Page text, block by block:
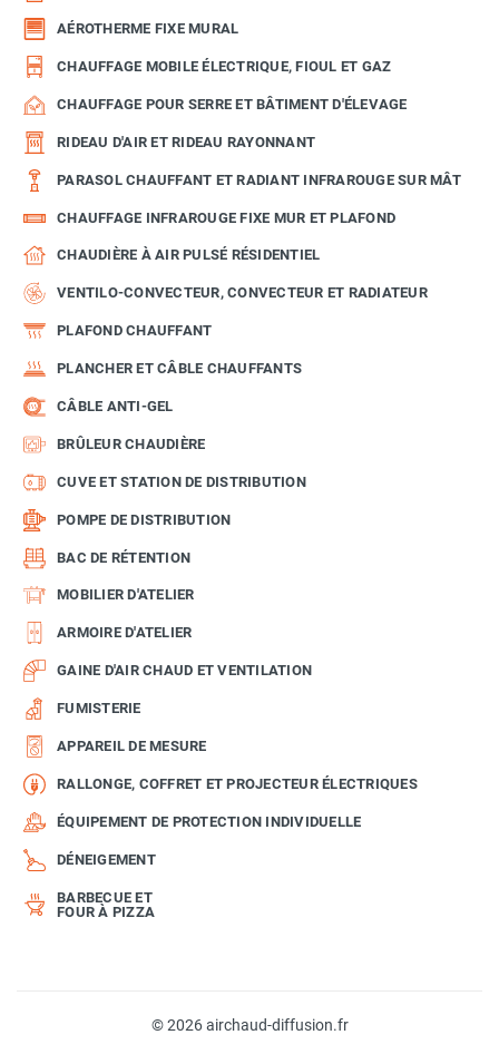
AÉROTHERME FIXE MURAL
CHAUFFAGE MOBILE ÉLECTRIQUE, FIOUL ET GAZ
CHAUFFAGE POUR SERRE ET BÂTIMENT D'ÉLEVAGE
RIDEAU D'AIR ET RIDEAU RAYONNANT
PARASOL CHAUFFANT ET RADIANT INFRAROUGE SUR MÂT
CHAUFFAGE INFRAROUGE FIXE MUR ET PLAFOND
CHAUDIÈRE À AIR PULSÉ RÉSIDENTIEL
VENTILO-CONVECTEUR, CONVECTEUR ET RADIATEUR
PLAFOND CHAUFFANT
PLANCHER ET CÂBLE CHAUFFANTS
CÂBLE ANTI-GEL
BRÛLEUR CHAUDIÈRE
CUVE ET STATION DE DISTRIBUTION
POMPE DE DISTRIBUTION
BAC DE RÉTENTION
MOBILIER D'ATELIER
ARMOIRE D'ATELIER
GAINE D'AIR CHAUD ET VENTILATION
FUMISTERIE
APPAREIL DE MESURE
RALLONGE, COFFRET ET PROJECTEUR ÉLECTRIQUES
ÉQUIPEMENT DE PROTECTION INDIVIDUELLE
DÉNEIGEMENT
BARBECUE ET
FOUR À PIZZA
© 2026 airchaud-diffusion.fr